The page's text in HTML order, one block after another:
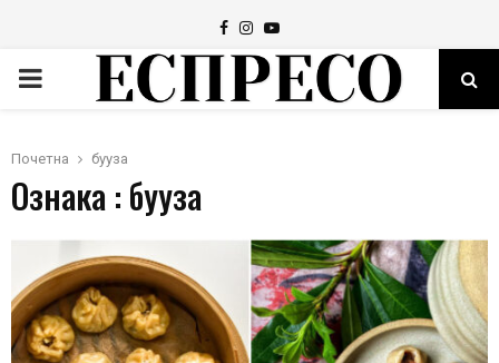
Facebook
Instagram
Youtube
PRIMARY
Почетна бууза
Ознака : бууза